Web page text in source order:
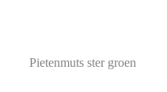
Pietenmuts ster groen